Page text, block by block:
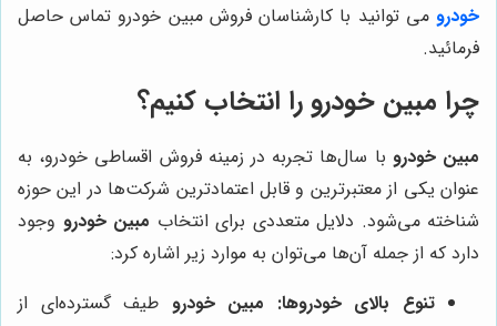
خودرو می توانید با کارشناسان فروش مبین خودرو تماس حاصل
فرمائید.
چرا مبین خودرو را انتخاب کنیم؟
مبین خودرو با سال‌ها تجربه در زمینه فروش اقساطی خودرو، به
عنوان یکی از معتبرترین و قابل اعتمادترین شرکت‌ها در این حوزه
شناخته می‌شود. دلایل متعددی برای انتخاب مبین خودرو وجود
دارد که از جمله آن‌ها می‌توان به موارد زیر اشاره کرد:
تنوع بالای خودروها: مبین خودرو طیف گسترده‌ای از